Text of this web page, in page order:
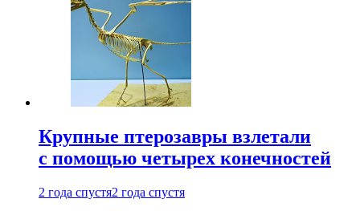
Крупные птерозавры взлетали
с помощью четырех конечностей
2 года спустя2 года спустя